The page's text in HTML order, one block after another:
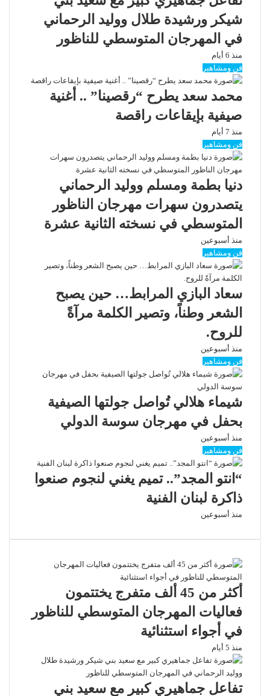
شيكر ورشيدة طلال ووليد الرحماني
في المهرجان المتوسطي للناظور
منذ 6 أيام
فن ومشاهير
محمد سعد يطرح “رقصينا” .. أغنية
صيفية بإيقاعات راقصة
منذ 7 أيام
فن ومشاهير
دنيا بطمة ومسلم ووليد الرحماني
يتصدرون سهرات مهرجان الناظور
المتوسطي في نسخته الثانية عشرة
منذ أسبوعين
فن ومشاهير
سعاد البازي المرابط… حين يصبح
الشعر وطناً، وتصير الكلمة مرآةً
للروح.
منذ أسبوعين
فن ومشاهير
شيماء هلالي تُواصل جولتها الصيفية
بحفل في مهرجان سوسة الدولي
منذ أسبوعين
فن ومشاهير
“انتو المجد”.. تميم يغني لنجوم صنعوا
ذاكرة لبنان الفنية
منذ أسبوعين
أكثر من 45 ألف متفرج يختتمون
فعاليات المهرجان المتوسطي للناظور
في أجواء استثنائية
منذ 5 أيام
تفاعل جماهيري كبير مع سعيد بني